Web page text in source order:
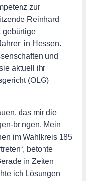
zur
Reinhard
gebürtige
in Hessen.
und
aktuell ihr
(OLG)
das mir die
bringen. Mein
im Wahlkreis 185
betonte
in Zeiten
ich Lösungen